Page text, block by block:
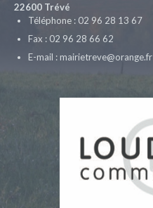
22600 Trévé
Téléphone : 02 96 28 13 67
Fax : 02 96 28 66 62
E-mail : mairietreve@orange.fr